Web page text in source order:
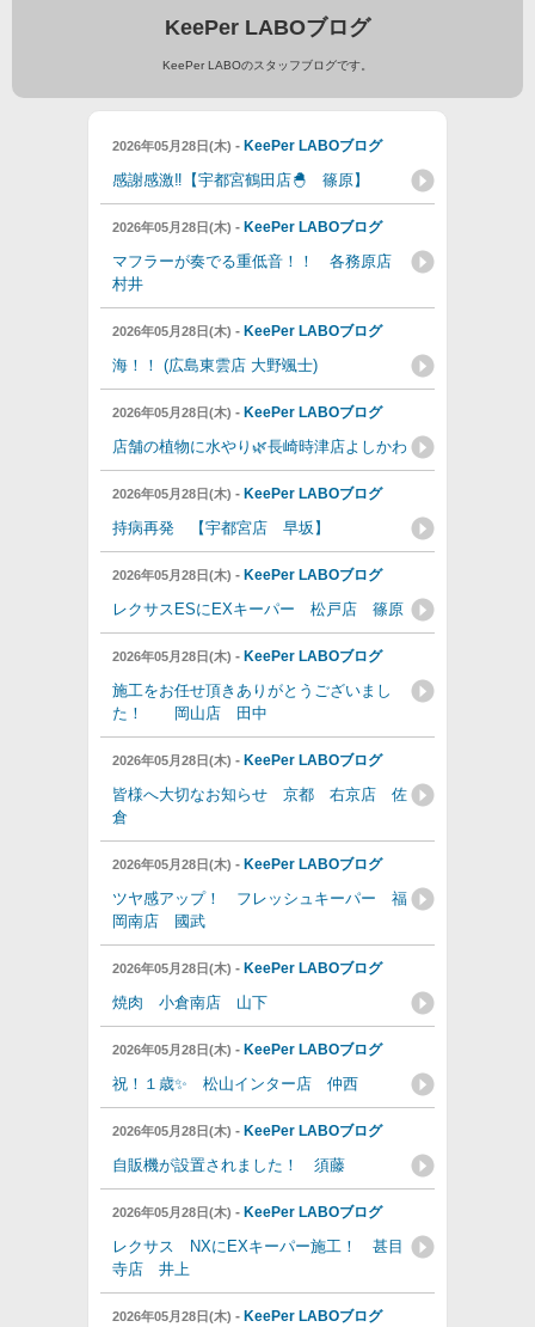
KeePer LABOブログ
KeePer LABOのスタッフブログです。
2026年05月28日(木) - KeePer LABOブログ
感謝感激‼️【宇都宮鶴田店🐣 篠原】
2026年05月28日(木) - KeePer LABOブログ
マフラーが奏でる重低音！！ 各務原店
村井
2026年05月28日(木) - KeePer LABOブログ
海！！ (広島東雲店 大野颯士)
2026年05月28日(木) - KeePer LABOブログ
店舗の植物に水やり🌿長崎時津店よしかわ
2026年05月28日(木) - KeePer LABOブログ
持病再発 【宇都宮店 早坂】
2026年05月28日(木) - KeePer LABOブログ
レクサスESにEXキーパー 松戸店 篠原
2026年05月28日(木) - KeePer LABOブログ
施工をお任せ頂きありがとうございまし
た！ 岡山店 田中
2026年05月28日(木) - KeePer LABOブログ
皆様へ大切なお知らせ 京都 右京店 佐
倉
2026年05月28日(木) - KeePer LABOブログ
ツヤ感アップ！ フレッシュキーパー 福
岡南店 國武
2026年05月28日(木) - KeePer LABOブログ
焼肉 小倉南店 山下
2026年05月28日(木) - KeePer LABOブログ
祝！１歳✨ 松山インター店 仲西
2026年05月28日(木) - KeePer LABOブログ
自販機が設置されました！ 須藤
2026年05月28日(木) - KeePer LABOブログ
レクサス NXにEXキーパー施工！ 甚目
寺店 井上
2026年05月28日(木) - KeePer LABOブログ